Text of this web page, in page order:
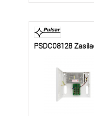
PSDC08128